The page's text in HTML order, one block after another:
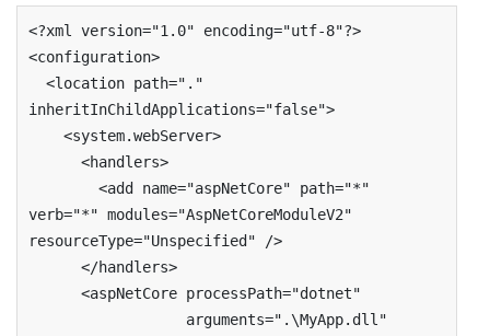
<?xml version="1.0" encoding="utf-8"?>
<configuration>
<location path="."
inheritInChildApplications="false">
<system.webServer>
<handlers>
<add name="aspNetCore" path="*"
verb="*" modules="AspNetCoreModuleV2"
resourceType="Unspecified" />
</handlers>
<aspNetCore processPath="dotnet"
arguments=".\MyApp.dll"